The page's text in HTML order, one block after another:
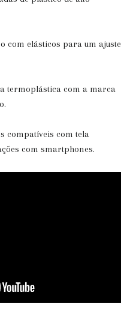
com elásticos para um ajuste
termoplástica com a marca
compatíveis com tela
com smartphones.